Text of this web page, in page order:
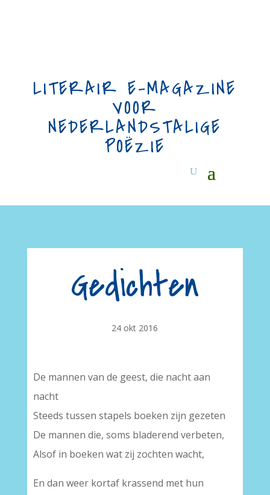
LITERAIR E-MAGAZINE
VOOR
NEDERLANDSTALIGE
POËZIE
Gedichten
24 okt 2016
De mannen van de geest, die nacht aan
nacht
Steeds tussen stapels boeken zijn gezeten
De mannen die, soms bladerend verbeten,
Alsof in boeken wat zij zochten wacht,
En dan weer kortaf krassend met hun